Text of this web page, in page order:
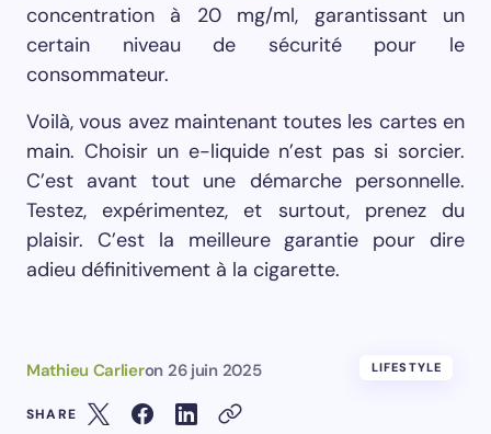
concentration à 20 mg/ml, garantissant un
certain niveau de sécurité pour le
consommateur.
Voilà, vous avez maintenant toutes les cartes en
main. Choisir un e-liquide n’est pas si sorcier.
C’est avant tout une démarche personnelle.
Testez, expérimentez, et surtout, prenez du
plaisir. C’est la meilleure garantie pour dire
adieu définitivement à la cigarette.
Mathieu Carlieron 26 juin 2025 LIFESTYLE
SHARE